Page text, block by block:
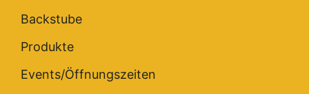
Backstube
Produkte
Events/Öffnungszeiten